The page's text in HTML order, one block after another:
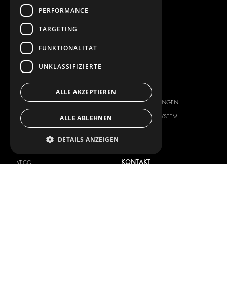
AUFBEWAHRUNGSMÖGLICHKEITEN
LÖSUNGEN FÜR DIE WERKSTATT
FAHRZEUGBEKLEBUNG
FLOTTENMANAGEMENT
SERVICE CENTER
CITROËN
DACIA
FIAT
IVECO
ANBIETER VON
KOMPLETTLÖSUNGEN
ÜBER MODUL-SYSTEM
DOWNLOADS
KONTAKT
PERFORMANCE
TARGETING
FUNKTIONALITÄT
UNKLASSIFIZIERTE
ALLE AKZEPTIEREN
ALLE ABLEHNEN
DETAILS ANZEIGEN